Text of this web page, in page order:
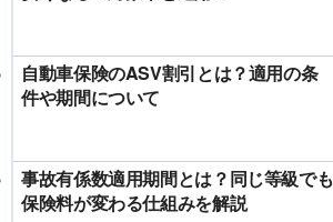
自動車保険のASV割引とは？適用の条
件や期間について
事故有係数適用期間とは？同じ等級でも
保険料が変わる仕組みを解説